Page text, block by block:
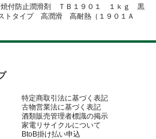
焼付防止潤滑剤 ＴＢ１９０１ １ｋｇ 黒
タイプ 高潤滑 高耐熱（１９０１Ａ
特定商取引法に基づく表記
古物営業法に基づく表記
酒類販売管理者標識の掲示
家電リサイクルについて
BtoB掛け払い申込